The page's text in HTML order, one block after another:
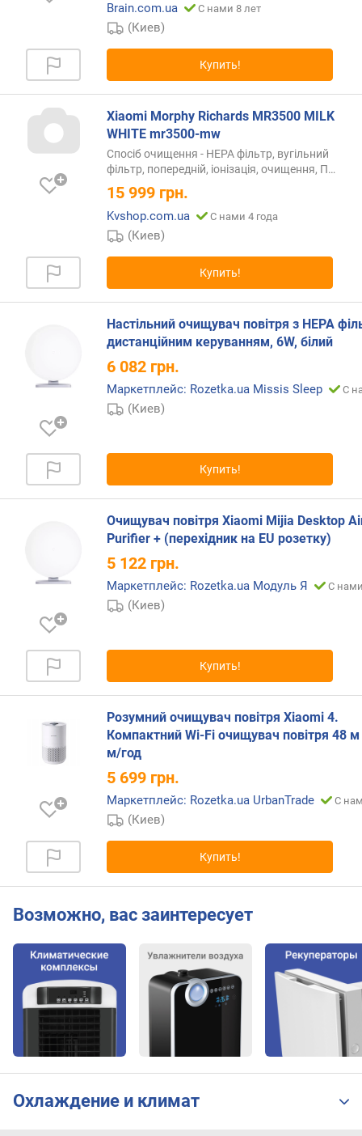
а
х
д
в
о
ы
/
)
м
а
а
ы
)
и
н
у
о
е
н
ш
м
(
Б
)
м
а
к
с
р
Brain.com.ua С нами 8 лет
(Киев)
Купить!
Xiaomi Morphy Richards MR3500 MILK
WHITE mr3500-mw
Спосіб очищення - HEPA фільтр, вугільний
фільтр, попередній, іонізація, очищення, П…
15 999 грн.
Kvshop.com.ua С нами 4 года
(Киев)
Купить!
Настільний очищувач повітря з HEPA
дистанційним керуванням, 6W, білий
6 082 грн.
Маркетплейс: Rozetka.ua Missis Sleep С
(Киев)
Купить!
Очищувач повітря Xiaomi Mijia Desktop
Purifier + (перехідник на EU розетку)
5 122 грн.
Маркетплейс: Rozetka.ua Модуль Я С
(Киев)
Купить!
Розумний очищувач повітря Xiaomi 4.
Компактний Wi-Fi очищувач повітря 48
м/год
5 699 грн.
Маркетплейс: Rozetka.ua UrbanTrade С
(Киев)
Купить!
Возможно, вас заинтересует
Охлаждение и климат